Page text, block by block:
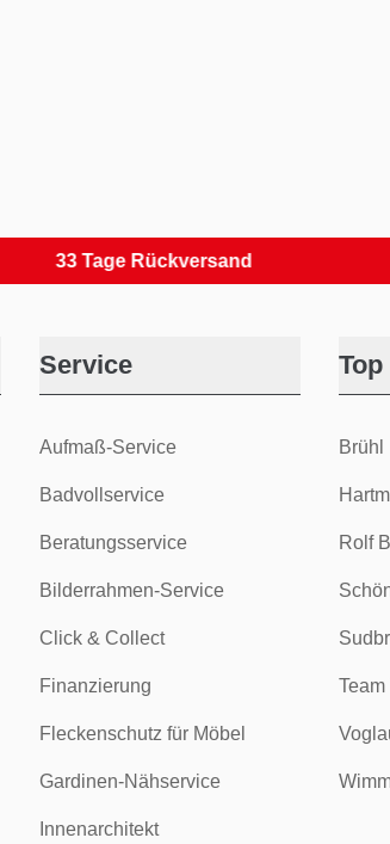
33 Tage Rückversand
Service
Aufmaß-Service
Badvollservice
Beratungsservice
Bilderrahmen-Service
Click & Collect
Finanzierung
Fleckenschutz für Möbel
Gardinen-Nähservice
Innenarchitekt
Brühl
Rolf
Team